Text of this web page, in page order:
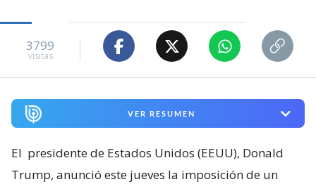
3799
visitas
VER RESUMEN
El presidente de Estados Unidos (EEUU), Donald
Trump, anunció este jueves la imposición de un